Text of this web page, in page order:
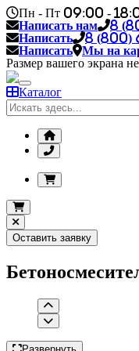
Пн - Пт 09:00 -
Написать нам
8
Написать
8 (800)
Написать
Мы на
Размер вашего экрана
Каталог
Оставить заявку